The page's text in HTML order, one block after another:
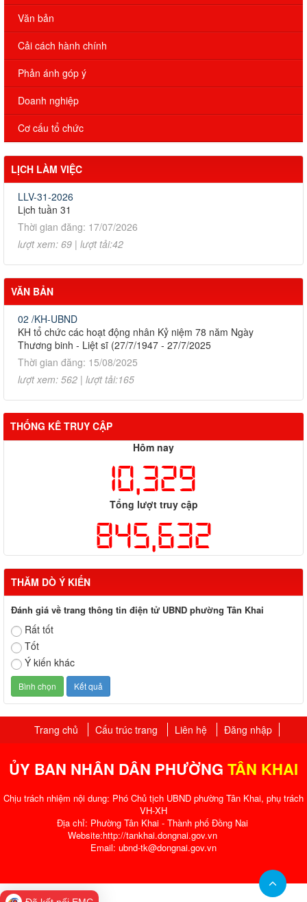
Văn bản
Cải cách hành chính
Phản ánh góp ý
Doanh nghiệp
Cơ cấu tổ chức
LỊCH LÀM VIỆC
LLV-31-2026
Lịch tuần 31
Thời gian đăng: 17/07/2026
lượt xem: 69 | lượt tải:42
VĂN BẢN
02 /KH-UBND
KH tổ chức các hoạt động nhân Kỷ niệm 78 năm Ngày
Thương binh - Liệt sĩ (27/7/1947 - 27/7/2025
Thời gian đăng: 15/08/2025
lượt xem: 562 | lượt tải:165
THỐNG KÊ TRUY CẬP
Hôm nay
10,329
Tổng lượt truy cập
845,632
THĂM DÒ Ý KIẾN
Đánh giá về trang thông tin điện tử UBND phường Tân Khai
Rất tốt
Tốt
Ý kiến khác
Trang chủ Cấu trúc trang Liên hệ Đăng nhập
ỦY BAN NHÂN DÂN PHƯỜNG TÂN KHAI
Chịu trách nhiệm nội dung: Phó Chủ tịch UBND phường Tân Khai, phụ trách
VH-XH
Địa chỉ: Phường Tân Khai - Thành phố Đồng Nai
Website:http://tankhai.dongnai.gov.vn
Email: ubnd-tk@dongnai.gov.vn​